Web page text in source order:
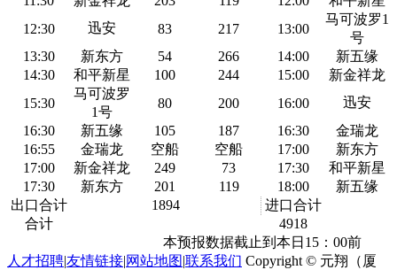
12:30
迅安 83 217 13:00
马可波罗1
号
13:30
新东方 54 266 14:00
新五缘
14:30
和平新星 100 244 15:00
新金祥龙
15:30
马可波罗
1号
80 200 16:00
迅安
16:30
新五缘 105 187 16:30
金瑞龙
16:55
金瑞龙 空船 空船 17:00
新东方
17:00
新金祥龙 249 73 17:30
和平新星
17:30
新东方 201 119 18:00
新五缘
出口合计
1894
进口合计
合计
4918
本预报数据截止到本日15：00前
人才招聘|友情链接|网站地图|联系我们 Copyright © 元翔（厦